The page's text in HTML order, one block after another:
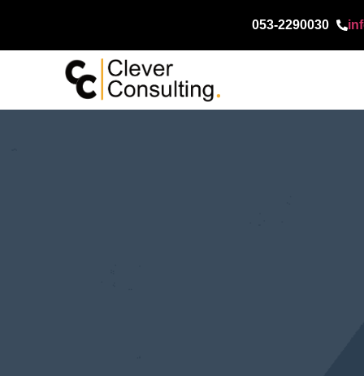
053-2290030